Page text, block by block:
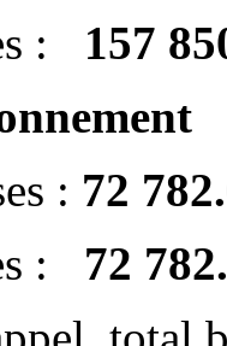
: 157
: 72
: 72